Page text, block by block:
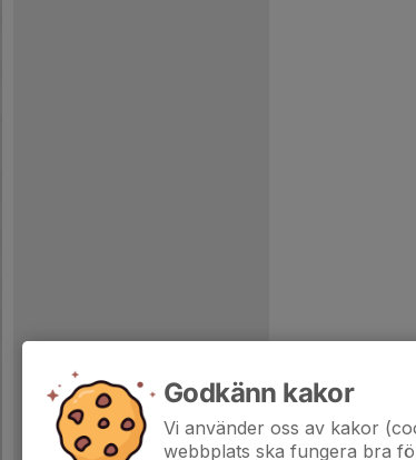
Godkänn kakor
Vi använder oss av kakor
webbplats ska fungera bra